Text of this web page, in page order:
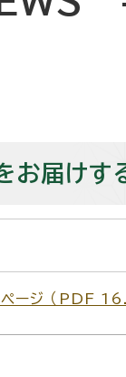
届けす
ージ （PDF